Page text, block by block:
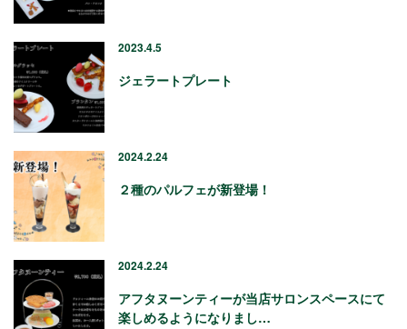
2023.4.5
ジェラートプレート
2024.2.24
２種のパルフェが新登場！
2024.2.24
アフタヌーンティーが当店サロンスペースにて
楽しめるようになりまし…